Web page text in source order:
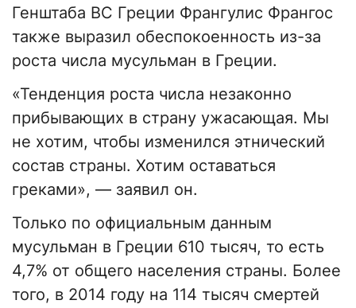
Генштаба ВС Греции Франгулис Франгос
также выразил обеспокоенность из-за
роста числа мусульман в Греции.
«Тенденция роста числа незаконно
прибывающих в страну ужасающая. Мы
не хотим, чтобы изменился этнический
состав страны. Хотим оставаться
греками», — заявил он.
Только по официальным данным
мусульман в Греции 610 тысяч, то есть
4,7% от общего населения страны. Более
того, в 2014 году на 114 тысяч смертей